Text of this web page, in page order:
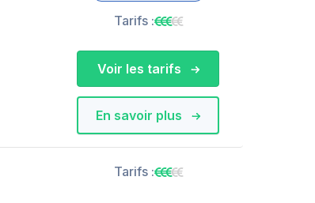
Tarifs :
En savoir plus
Voir les tarifs
Tarifs :